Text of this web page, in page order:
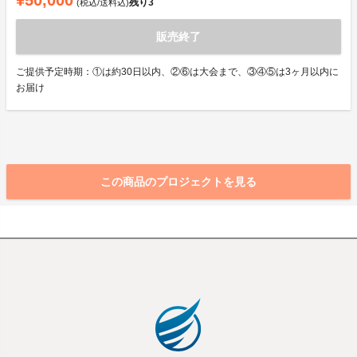
(税込/送料込)残り3
販売終了
ご提供予定時期：①は約30日以内、②⑥は大会まで、③④⑤は3ヶ月以内に
お届け
この商品のプロジェクトを見る